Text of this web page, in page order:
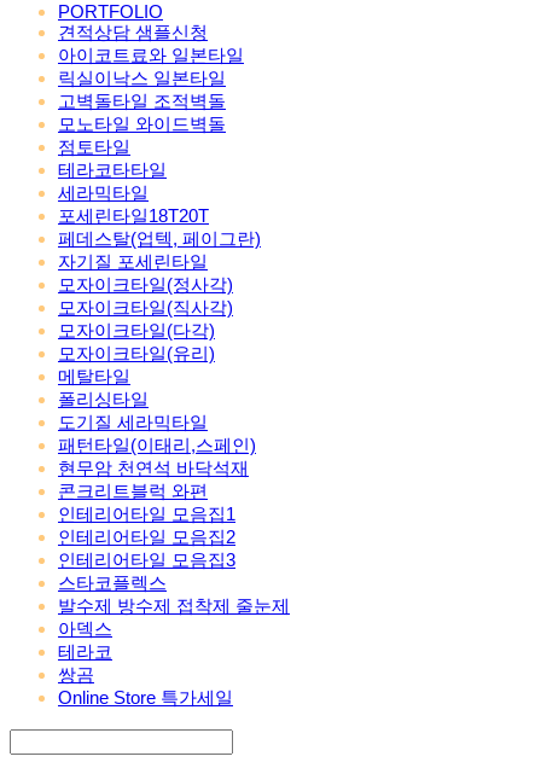
PORTFOLIO
견적상담 샘플신청
아이코트료와 일본타일
릭실이낙스 일본타일
고벽돌타일 조적벽돌
모노타일 와이드벽돌
점토타일
테라코타타일
세라믹타일
포세린타일18T20T
페데스탈(업텍, 페이그란)
자기질 포세린타일
모자이크타일(정사각)
모자이크타일(직사각)
모자이크타일(다각)
모자이크타일(유리)
메탈타일
폴리싱타일
도기질 세라믹타일
패턴타일(이태리,스페인)
현무암 천연석 바닥석재
콘크리트블럭 와편
인테리어타일 모음집1
인테리어타일 모음집2
인테리어타일 모음집3
스타코플렉스
발수제 방수제 접착제 줄눈제
아덱스
테라코
쌍곰
Online Store 특가세일